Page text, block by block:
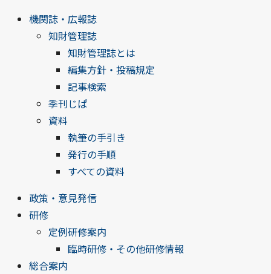
機関誌・広報誌
知財管理誌
知財管理誌とは
編集方針・投稿規定
記事検索
季刊じぱ
資料
執筆の手引き
発行の手順
すべての資料
政策・意見発信
研修
定例研修案内
臨時研修・その他研修情報
総合案内